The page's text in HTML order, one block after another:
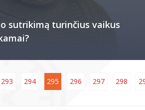
sutrikimą turinčius vaikus
293 294 295 296 297 298